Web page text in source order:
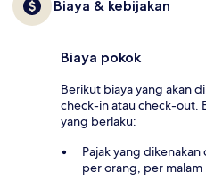
Biaya & kebijakan
Biaya pokok
Berikut biaya yang akan
check-in atau check-out.
yang berlaku:
Pajak yang
per orang, per malam